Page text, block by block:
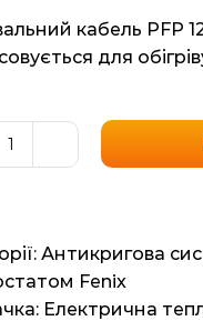
кабель PFP
для
Нагрівальний
термостатом
Антикригова
Fenix
Електрична